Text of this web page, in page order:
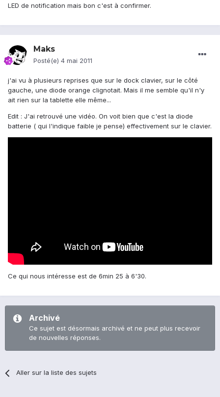
LED de notification mais bon c'est à confirmer.
Maks
Posté(e) 4 mai 2011
j'ai vu à plusieurs reprises que sur le dock clavier, sur le côté
gauche, une diode orange clignotait. Mais il me semble qu'il n'y
ait rien sur la tablette elle même...
Edit : J'ai retrouvé une vidéo. On voit bien que c'est la diode
batterie ( qui l'indique faible je pense) effectivement sur le clavier.
Ce qui nous intéresse est de 6min 25 à 6'30.
Archivé
Ce sujet est désormais archivé et ne peut plus recevoir
de nouvelles réponses.
Aller sur la liste des sujets